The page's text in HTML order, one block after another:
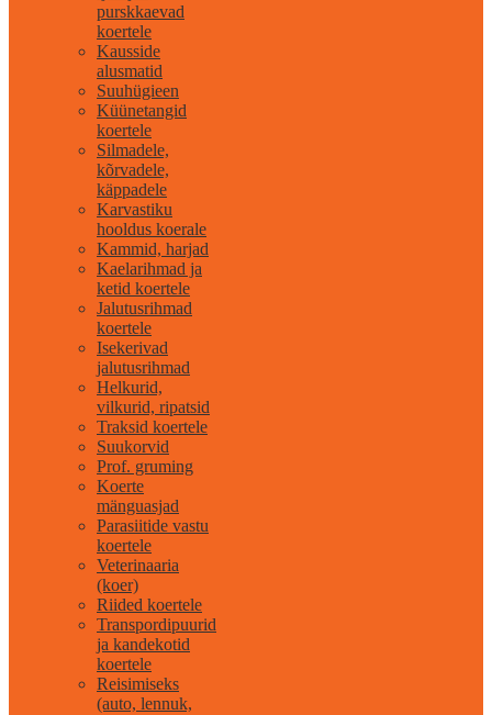
purskkaevad
koertele
Kausside
alusmatid
Suuhügieen
Küünetangid
koertele
Silmadele,
kõrvadele,
käppadele
Karvastiku
hooldus koerale
Kammid, harjad
Kaelarihmad ja
ketid koertele
Jalutusrihmad
koertele
Isekerivad
jalutusrihmad
Helkurid,
vilkurid, ripatsid
Traksid koertele
Suukorvid
Prof. gruming
Koerte
mänguasjad
Parasiitide vastu
koertele
Veterinaaria
(koer)
Riided koertele
Transpordipuurid
ja kandekotid
koertele
Reisimiseks
(auto, lennuk,